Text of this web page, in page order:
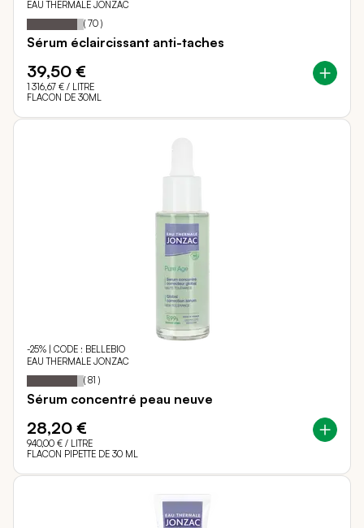
EAU THERMALE JONZAC
Notation: 89
% of
( 70 )
Sérum éclaircissant anti-taches
39,50 €
1 316,67 € / LITRE
FLACON DE 30ML
-25% | CODE : BELLEBIO
EAU THERMALE JONZAC
Notation: 89
% of
( 81 )
Sérum concentré peau neuve
28,20 €
940,00 € / LITRE
FLACON PIPETTE DE 30 ML